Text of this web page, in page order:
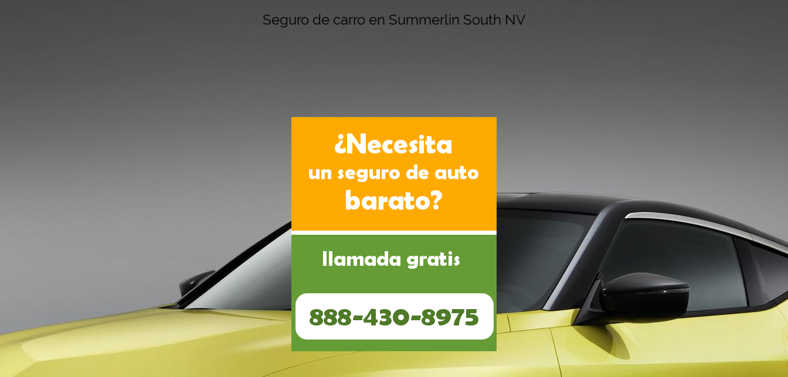
Seguro de carro en Summerlin South NV